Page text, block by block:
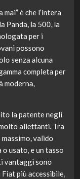
è che l’intera
Panda, la 500, la
per i
possono
senza alcuna
completa per
moderna,
la patente negli
allettanti. Tra
valido
o usato, e un tasso
vantaggi sono
più accessibile,